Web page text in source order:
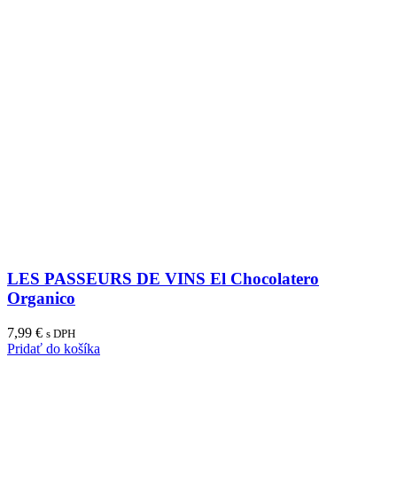
LES PASSEURS DE VINS El Chocolatero
Organico
7,99 € s DPH
Pridať do košíka